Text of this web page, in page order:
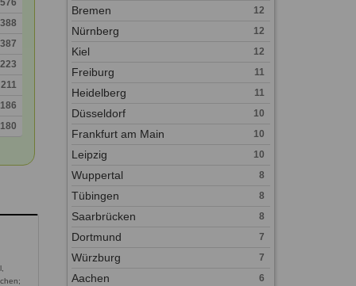
576
388
387
223
211
186
180
Bremen 12
Nürnberg 12
Kiel 12
Freiburg 11
Heidelberg 11
Düsseldorf 10
Frankfurt am Main 10
Leipzig 10
Wuppertal 8
Tübingen 8
Saarbrücken 8
Dortmund 7
Würzburg 7
Aachen 6